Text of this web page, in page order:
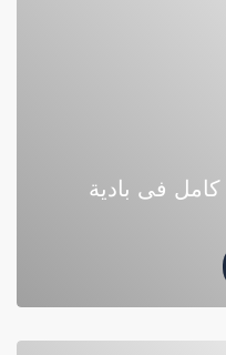
فى بادية